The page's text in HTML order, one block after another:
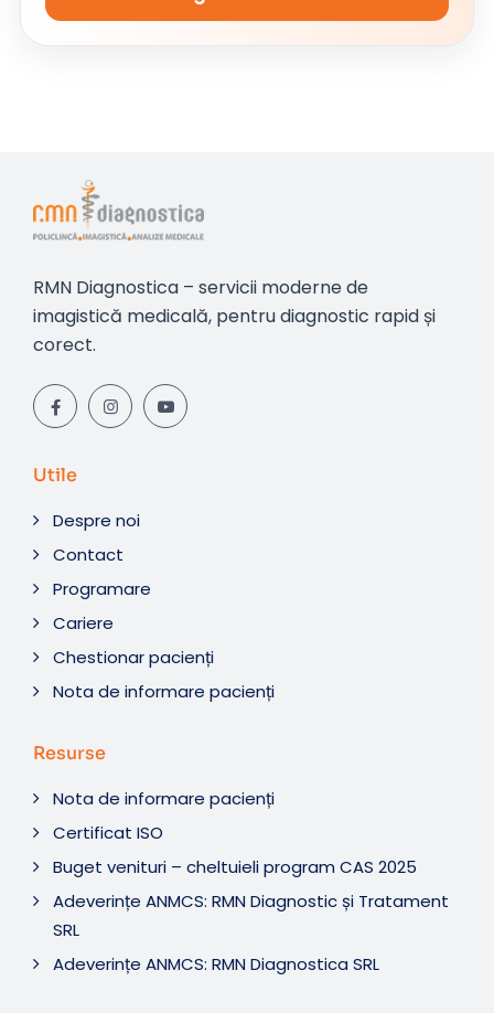
RMN Diagnostica – servicii moderne de
imagistică medicală, pentru diagnostic rapid și
corect.
Utile
Despre noi
Contact
Programare
Cariere
Chestionar pacienți
Nota de informare pacienți
Resurse
Nota de informare pacienți
Certificat ISO
Buget venituri – cheltuieli program CAS 2025
Adeverințe ANMCS: RMN Diagnostic și Tratament
SRL
Adeverințe ANMCS: RMN Diagnostica SRL